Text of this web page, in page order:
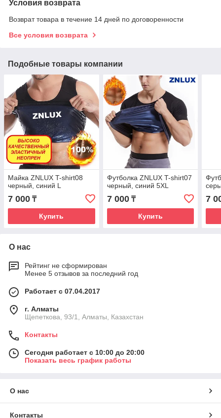
Условия возврата
Возврат товара в течение 14 дней по договоренности
Все условия возврата
Подобные товары компании
Майка ZNLUX T-shirt08
черный, синий L
7 000 ₸
Купить
Футболка ZNLUX T-shirt07
черный, синий 5XL
7 000₸
Купить
7
О нас
Рейтинг не сформирован
Менее 5 отзывов за последний год
Работает с 07.04.2017
г. Алматы
Щепеткова, 93/1, Алматы, Казахстан
Контакты
Сегодня работает с 10:00 до 20:00
Показать весь график работы
О нас
Контакты